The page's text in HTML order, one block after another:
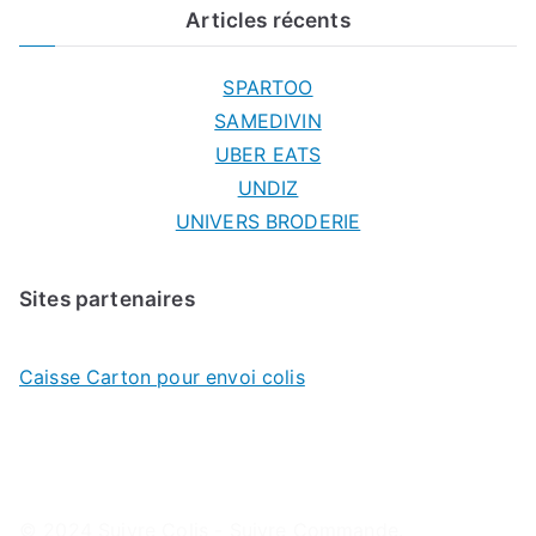
Articles récents
SPARTOO
SAMEDIVIN
UBER EATS
UNDIZ
UNIVERS BRODERIE
Sites partenaires
Caisse Carton pour envoi colis